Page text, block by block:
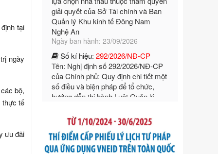
tại
ngày
bộ,
thực tế
ưu đãi
Số kí hiệu: 292/2026/NĐ-CP
Tên: Nghị định số 292/2026/NĐ-CP
của Chính phủ: Quy định chi tiết một
số điều và biện pháp để tổ chức,
hướng dẫn thi hành Luật Quản lý
ngoại thương
Ngày ban hành: 21/07/2026
Số kí hiệu:292/2026/NĐ-CP
Tên: Nghị định số 292/2026/NĐ-CP
số điều và biện pháp để tổ chức,
hướng dẫn thi hành Luật Quản lý
ngoại thương
Ngày ban hành: 21/07/2026